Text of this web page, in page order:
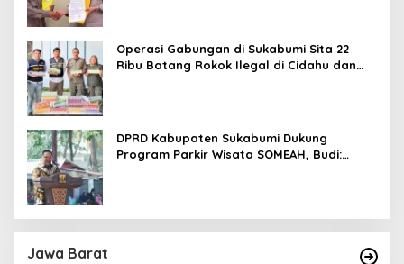
Operasi Gabungan di Sukabumi Sita 22
Ribu Batang Rokok Ilegal di Cidahu dan
DPRD Kabupaten Sukabumi Dukung
Program Parkir Wisata SOMEAH, Budi:
Jawa Barat